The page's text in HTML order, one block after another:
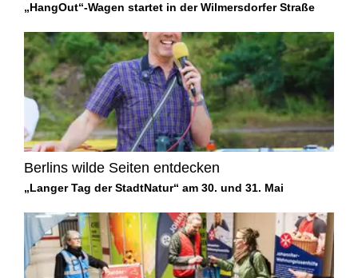
„HangOut“-Wagen startet in der Wilmersdorfer Straße
Berlins wilde Seiten entdecken
„Langer Tag der StadtNatur“ am 30. und 31. Mai